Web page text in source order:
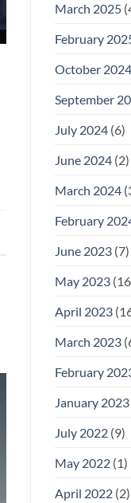
March 2025
February
October 2024
September
July 2024(6)
June 2024(2)
March 2024
February
June 2023(7)
May 2023
April 2023
March 2023
February
January 2023
July 2022(9)
May 2022(1)
April 2022(2)